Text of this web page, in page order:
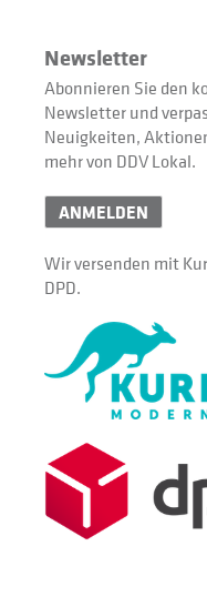
Newsletter
Abonnieren Sie den
Newsletter und
Neuigkeiten,
mehr von DDV Lokal.
ANMELDEN
Wir versenden mit
DPD.